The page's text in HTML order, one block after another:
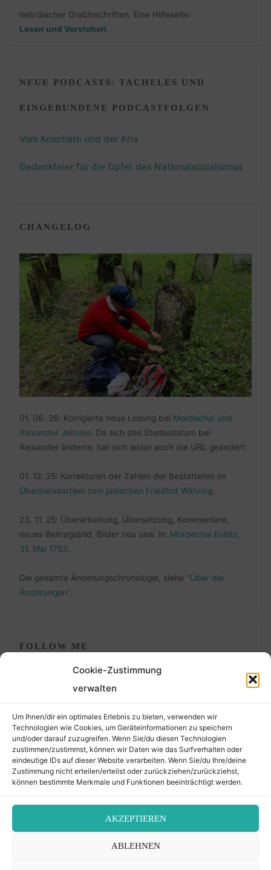
Cookie-Zustimmung
verwalten
Um Ihnen/dir ein optimales Erlebnis zu bieten, verwenden wir
Technologien wie Cookies, um Geräteinformationen zu speichern
und/oder darauf zuzugreifen. Wenn Sie/du diesen Technologien
zustimmen/zustimmst, können wir Daten wie das Surfverhalten oder
eindeutige IDs auf dieser Website verarbeiten. Wenn Sie/du Ihre/deine
Zustimmung nicht erteilen/erteilst oder zurückziehen/zurückziehst,
können bestimmte Merkmale und Funktionen beeinträchtigt werden.
AKZEPTIEREN
ABLEHNEN
hebräischer Grabinschriften. Eine Hilfeseite:
Lesen und Verstehen
NEUE PODCASTS: TACHELES UND
EINGEBUNDENE PODCASTFOLGEN
Vom Koschatn und der Kria
Gedenkfeier für die Opfer des Nationalsozialismus
CHANGELOG
01. 06. 26: Korrigierte neue Lesung bei Mordechai und
Alexander Jeiteles . Da sich das Sterbedatum bei
Alexander änderte, hat sich leider auch die URL geändert.
01. 12. 25: Korrekturen der Zahlen der Bestatteten im
Überblicksartikel zum jüdischen Friedhof Währing
23. 11. 25: Überarbeitung, Übersetzung, Kommentare,
neues Beitragsbild, Bilder neu usw. in: Mordechai Eidlitz,
31. Mai 1753
Die gesamte Änderungschronologie, siehe "Über die
Änderungen".
FOLLOW ME
©2026 Der Transkribierer
Kontakt / Impressum
Back
to